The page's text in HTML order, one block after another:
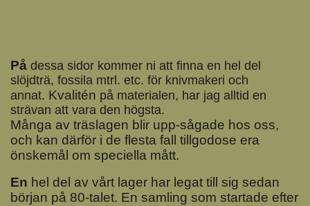
På dessa sidor kommer ni att finna en hel del
slöjdträ, fossila mtrl. etc. för knivmakeri och
annat. Kvalitén på materialen, har jag alltid en
strävan att vara den högsta.
Många av träslagen blir upp-sågade hos oss,
och kan därför i de flesta fall tillgodose era
önskemål om speciella mått.
En hel del av vårt lager har legat till sig sedan
början på 80-talet. En samling som startade efter